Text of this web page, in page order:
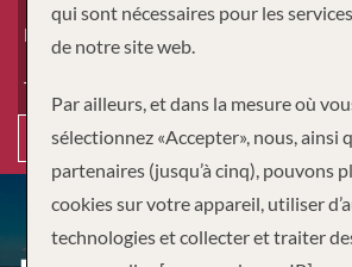
Durée
Type de voyage
Recherche
qui sont nécessaires pour les
de notre site web.
Par ailleurs, et dans la mesure où
sélectionnez «Accepter», nous, ainsi
partenaires (jusqu’à cinq), pouvons
cookies sur votre appareil, utiliser
technologies et collecter et traiter